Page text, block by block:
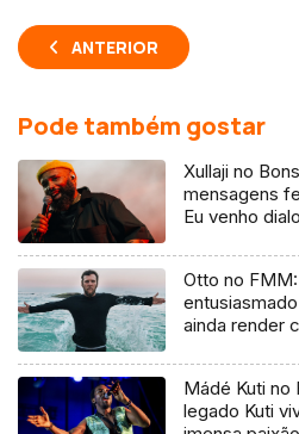
ANTERIOR
Pode também gostar
Xullaji no
mensagens
Eu venho
Otto no
ainda render
Mádé Kuti no
legado Kuti